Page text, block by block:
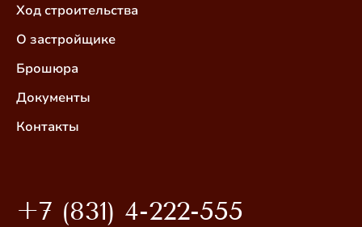
Ход строительства
О застройщике
Брошюра
Документы
Контакты
+7 (831) 4-222-555